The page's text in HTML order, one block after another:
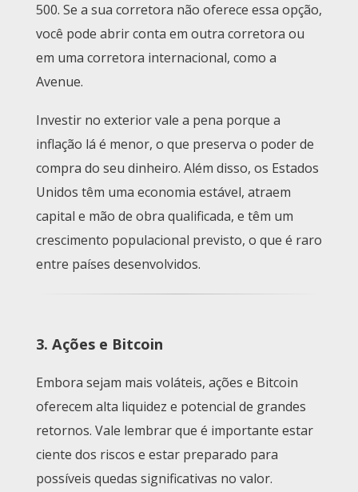
500. Se a sua corretora não oferece essa opção,
você pode abrir conta em outra corretora ou
em uma corretora internacional, como a
Avenue.
Investir no exterior vale a pena porque a
inflação lá é menor, o que preserva o poder de
compra do seu dinheiro. Além disso, os Estados
Unidos têm uma economia estável, atraem
capital e mão de obra qualificada, e têm um
crescimento populacional previsto, o que é raro
entre países desenvolvidos.
3. Ações e Bitcoin
Embora sejam mais voláteis, ações e Bitcoin
oferecem alta liquidez e potencial de grandes
retornos. Vale lembrar que é importante estar
ciente dos riscos e estar preparado para
possíveis quedas significativas no valor.